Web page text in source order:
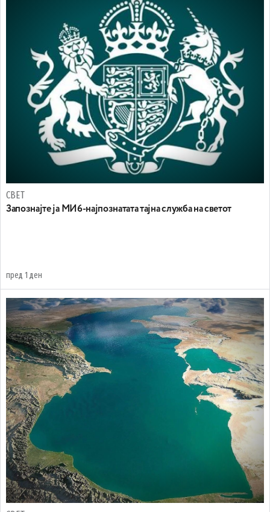
СВЕТ
Запознајте ја МИ6-најпознатата тајна служба на светот
пред 1 ден